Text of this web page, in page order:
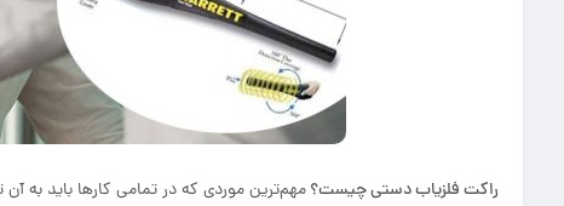
راکت فلزیاب دستی چیست؟مهم‌ترین موردی که در تمامی کارها باید